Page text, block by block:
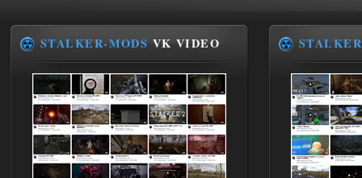
STALKER-MODS VK VIDEO